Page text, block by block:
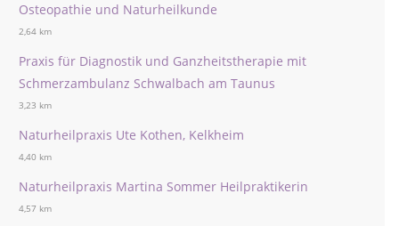
Osteopathie und Naturheilkunde
2,64 km
Praxis für Diagnostik und Ganzheitstherapie mit
Schmerzambulanz Schwalbach am Taunus
3,23 km
Naturheilpraxis Ute Kothen, Kelkheim
4,40 km
Naturheilpraxis Martina Sommer Heilpraktikerin
4,57 km